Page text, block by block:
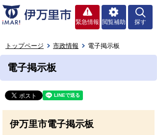
緊急情報 閲覧補助 探す
トップページ 市政情報 電子掲示板
電子掲示板
伊万里市電子掲示板